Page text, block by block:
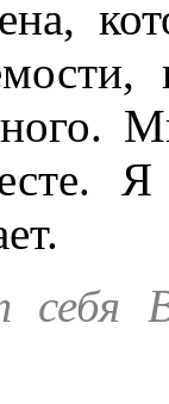
себя